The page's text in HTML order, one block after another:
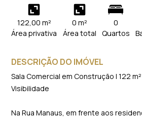
122,00 m²
Área privativa
0 m²
Área total
0
Quartos
DESCRIÇÃO DO IMÓVEL
Sala Comercial em Construção | 122
Visibilidade
Na Rua Manaus, em frente aos